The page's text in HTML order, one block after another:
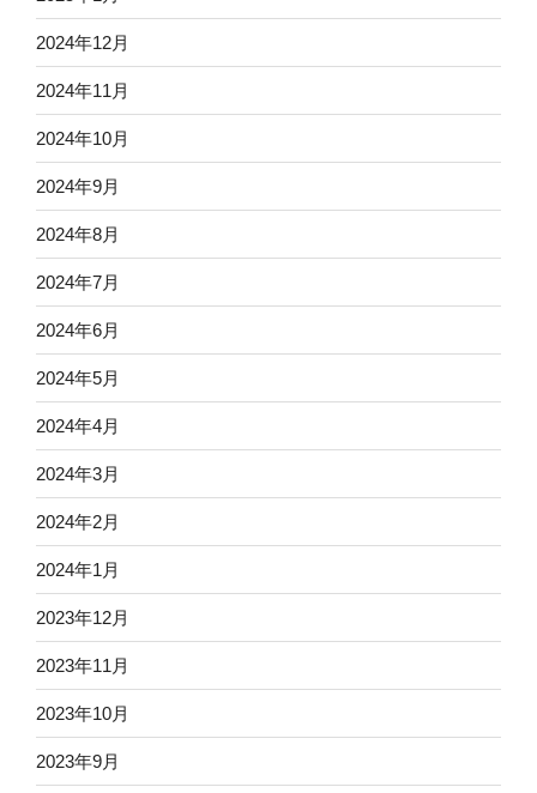
2024年12月
2024年11月
2024年10月
2024年9月
2024年8月
2024年7月
2024年6月
2024年5月
2024年4月
2024年3月
2024年2月
2024年1月
2023年12月
2023年11月
2023年10月
2023年9月